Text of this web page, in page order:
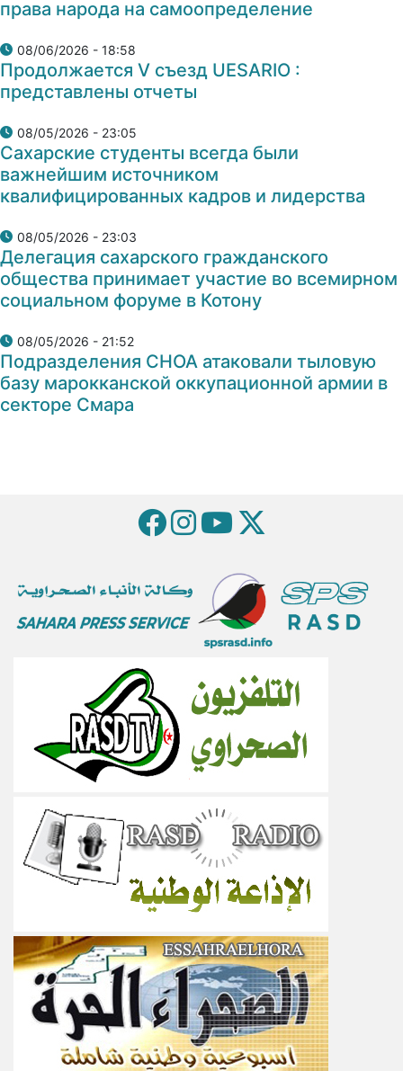
права народа на самоопределение
08/06/2026 - 18:58
Продолжается V съезд UESARIO :
представлены отчеты
08/05/2026 - 23:05
Сахарские студенты всегда были
важнейшим источником
квалифицированных кадров и лидерства
08/05/2026 - 23:03
Делегация сахарского гражданского
общества принимает участие во всемирном
социальном форуме в Котону
08/05/2026 - 21:52
Подразделения СНОА атаковали тыловую
базу марокканской оккупационной армии в
секторе Смара